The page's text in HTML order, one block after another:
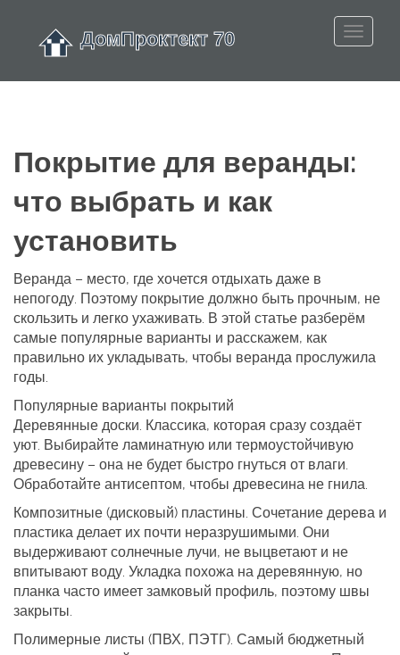
Покрытие для веранды:
что выбрать и как
установить
Веранда – место, где хочется отдыхать даже в
непогоду. Поэтому покрытие должно быть прочным, не
скользить и легко ухаживать. В этой статье разберём
самые популярные варианты и расскажем, как
правильно их укладывать, чтобы веранда прослужила
годы.
Популярные варианты покрытий
Деревянные доски. Классика, которая сразу создаёт
уют. Выбирайте ламинатную или термоустойчивую
древесину – она не будет быстро гнуться от влаги.
Обработайте антисептом, чтобы древесина не гнила.
Композитные (дисковый) пластины. Сочетание дерева и
пластика делает их почти неразрушимыми. Они
выдерживают солнечные лучи, не выцветают и не
впитывают воду. Укладка похожа на деревянную, но
планка часто имеет замковый профиль, поэтому швы
закрыты.
Полимерные листы (ПВХ, ПЭТГ). Самый бюджетный